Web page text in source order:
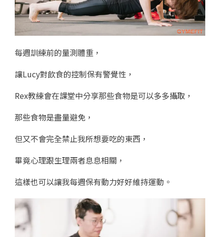
每週訓練前的量測體重，
讓Lucy對飲食的控制保有警覺性，
Rex教練會在課堂中分享那些食物是可以多多攝取，
那些食物是盡量避免，
但又不會完全禁止我所想要吃的東西，
畢竟心理跟生理兩者息息相關，
這樣也可以讓我每週保有動力好好維持運動。